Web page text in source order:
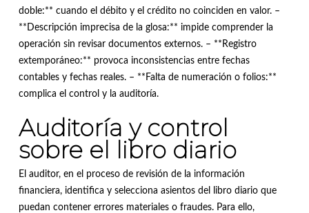
doble:** cuando el débito y el crédito no coinciden en valor. –
**Descripción imprecisa de la glosa:** impide comprender la
operación sin revisar documentos externos. – **Registro
extemporáneo:** provoca inconsistencias entre fechas
contables y fechas reales. – **Falta de numeración o folios:**
complica el control y la auditoría.
Auditoría y control
sobre el libro diario
El auditor, en el proceso de revisión de la información
financiera, identifica y selecciona asientos del libro diario que
puedan contener errores materiales o fraudes. Para ello,